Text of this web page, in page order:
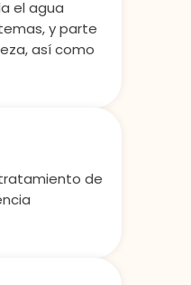
el agua
y parte
así como
de